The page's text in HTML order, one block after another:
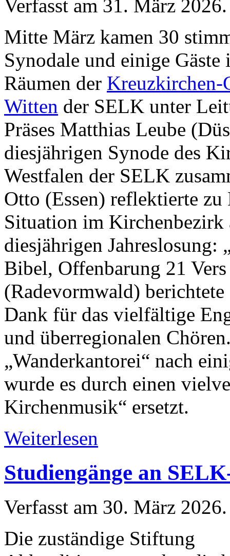
Verfasst am 31. März 2026.
Mitte März kamen 30
Synodale und einige Gäste
Räumen der Kreuzkirchen-
Witten der SELK unter
Präses Matthias Leube
diesjährigen Synode des
Westfalen der SELK
Otto (Essen) reflektierte
Situation im
diesjährigen Jahreslosung:
Bibel, Offenbarung 21
(Radevormwald)
Dank für das vielfältige
und überregionalen
„Wanderkantorei“ nach
wurde es durch einen
Kirchenmusik“ ersetzt.
Weiterlesen
Studiengänge an
Verfasst am 30. März 2026.
Die zuständige Stiftung